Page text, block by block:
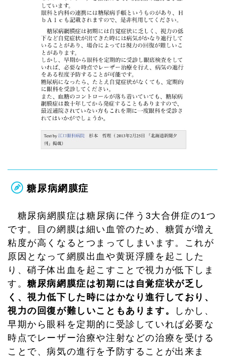
糖尿病網膜症
糖尿病網膜症は糖尿病に伴う3大合併症の1つ
です。目の網膜は細い血管のため、糖質が増え
粘度が高くなるとつまってしまいます。これが
原因となって網膜出血や黄斑浮腫を起こした
り、硝子体出血を起こすことで視力が低下しま
す。糖尿病網膜症は初期には自覚症状が乏し
く、視力低下した時にはかなり進行しており、
視力の回復が難しいこともあります。
しかし、
早期から眼科を定期的に受診していれば必要な
時点でレーザー治療や注射などの治療を受ける
ことで、病気の進行を予防することが出来ま